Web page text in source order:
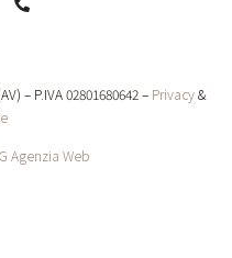
– P.IVA 02801680642 – Privacy&
Agenzia Web